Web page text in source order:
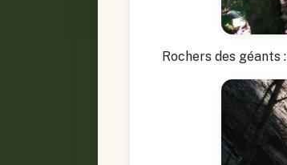
Rochers des géants :